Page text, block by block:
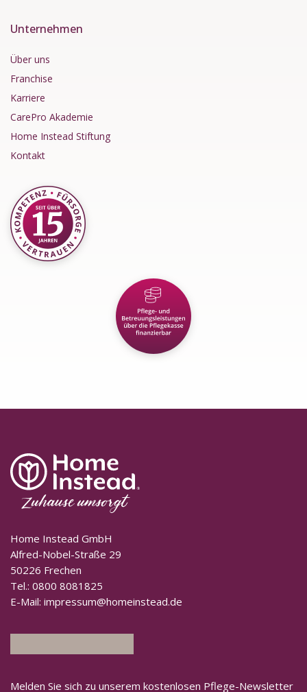
Unternehmen
Über uns
Franchise
Karriere
CarePro Akademie
Home Instead Stiftung
Kontakt
Home Instead GmbH
Alfred-Nobel-Straße 29
50226 Frechen
Tel.: 0800 8081825
E-Mail: impressum@homeinstead.de
Melden Sie sich zu unserem kostenlosen Pflege-Newsletter